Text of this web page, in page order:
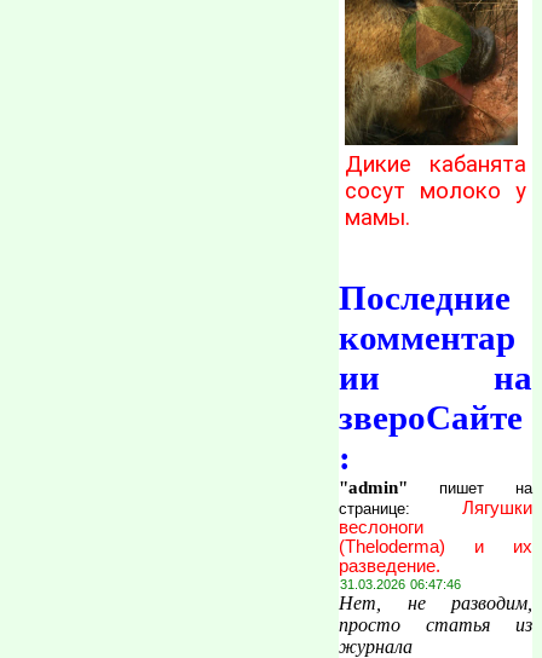
Дикие кабанята
сосут молоко у
мамы.
Последние
комментар
ии на
звероСайте
:
"admin" пишет на
странице: Лягушки
веслоноги
(Theloderma) и их
разведение.
31.03.2026 06:47:46
Нет, не разводим,
просто статья из
журнала